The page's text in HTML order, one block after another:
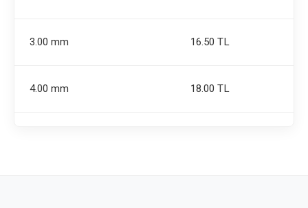
3.00 mm 16.50 TL
4.00 mm 18.00 TL